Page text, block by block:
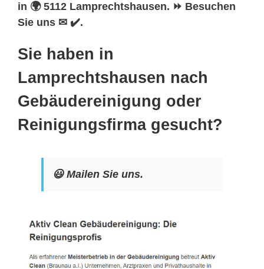
in 🌍 5112 Lamprechtshausen. ⏩ Besuchen
Sie uns ✉ ✔️.
Sie haben in
Lamprechtshausen nach
Gebäudereinigung oder
Reinigungsfirma gesucht?
😃 Mailen Sie uns.